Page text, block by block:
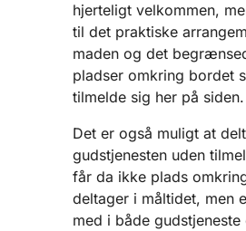
hjerteligt velkommen,
til det praktiske
maden og det
pladser omkring bordet
tilmelde sig her på siden.
Det er også muligt at
gudstjenesten uden
får da ikke plads
deltager i måltidet, men
med i både gudstjeneste